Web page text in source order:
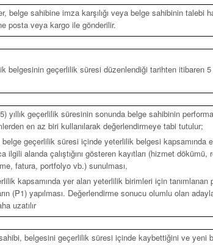
belge sahibine imza karşılığı veya belge sahibinin talebi
posta veya kargo ile gönderilir.
belgesinin geçerlilik süresi düzenlendiği tarihten itibaren 5
yıllık geçerlilik süresinin sonunda belge sahibinin
en az biri kullanılarak değerlendirmeye tabi tutulur;
belge geçerlilik süresi içinde yeterlilik belgesi kapsamında
ilgili alanda çalıştığını gösteren kayıtları (hizmet dökümü,
fatura, portfolyo vb.) sunulması,
kapsamında yer alan yeterlilik birimleri için tanımlanan
(P1) yapılması. Değerlendirme sonucu olumlu olan
uzatılır
belgesini geçerlilik süresi içinde kaybettiğini ve yeni